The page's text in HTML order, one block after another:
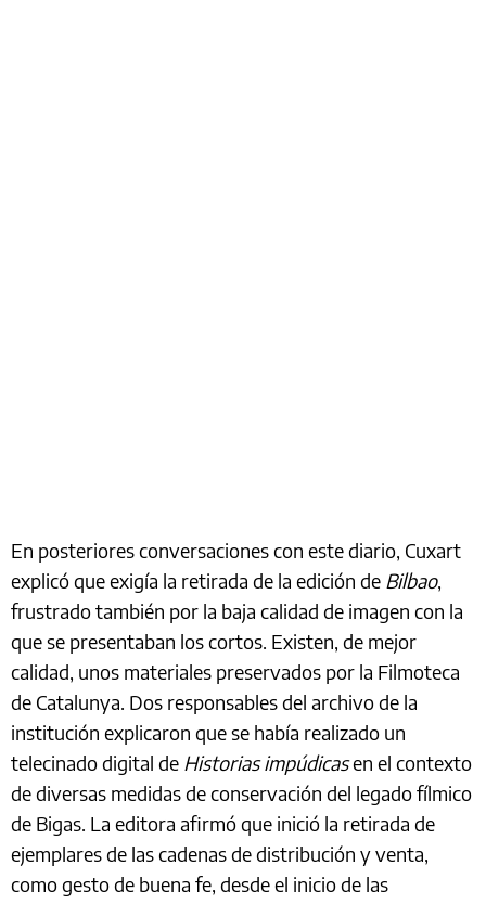
En posteriores conversaciones con este diario, Cuxart
explicó que exigía la retirada de la edición de Bilbao,
frustrado también por la baja calidad de imagen con la
que se presentaban los cortos. Existen, de mejor
calidad, unos materiales preservados por la Filmoteca
de Catalunya. Dos responsables del archivo de la
institución explicaron que se había realizado un
telecinado digital de Historias impúdicasen el contexto
de diversas medidas de conservación del legado fílmico
de Bigas. La editora afirmó que inició la retirada de
ejemplares de las cadenas de distribución y venta,
como gesto de buena fe, desde el inicio de las